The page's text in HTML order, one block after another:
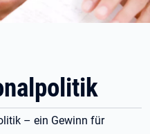
– ein Gewinn für